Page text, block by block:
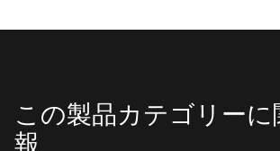
この製品カテゴリーに
報